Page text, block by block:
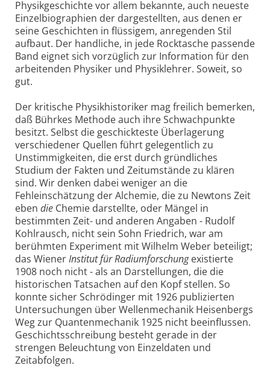
Physikgeschichte vor allem bekannte, auch neueste
Einzelbiographien der dargestellten, aus denen er
seine Geschichten in flüssigem, anregenden Stil
aufbaut. Der handliche, in jede Rocktasche passende
Band eignet sich vorzüglich zur Information für den
arbeitenden Physiker und Physiklehrer. Soweit, so
gut.
Der kritische Physikhistoriker mag freilich bemerken,
daß Bührkes Methode auch ihre Schwachpunkte
besitzt. Selbst die geschickteste Überlagerung
verschiedener Quellen führt gelegentlich zu
Unstimmigkeiten, die erst durch gründliches
Studium der Fakten und Zeitumstände zu klären
sind. Wir denken dabei weniger an die
Fehleinschätzung der Alchemie, die zu Newtons Zeit
eben die Chemie darstellte, oder Mängel in
bestimmten Zeit- und anderen Angaben - Rudolf
Kohlrausch, nicht sein Sohn Friedrich, war am
berühmten Experiment mit Wilhelm Weber beteiligt;
das WienerInstitut für Radiumforschungexistierte
1908 noch nicht - als an Darstellungen, die die
historischen Tatsachen auf den Kopf stellen. So
konnte sicher Schrödinger mit 1926 publizierten
Untersuchungen über Wellenmechanik Heisenbergs
Weg zur Quantenmechanik 1925 nicht beeinflussen.
Geschichtsschreibung besteht gerade in der
strengen Beleuchtung von Einzeldaten und
Zeitabfolgen.